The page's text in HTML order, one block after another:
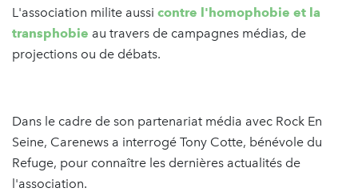
L'association milite aussi contre l'homophobie et la
transphobie au travers de campagnes médias, de
projections ou de débats.
Dans le cadre de son partenariat média avec Rock En
Seine, Carenews a interrogé Tony Cotte, bénévole du
Refuge, pour connaître les dernières actualités de
l'association.